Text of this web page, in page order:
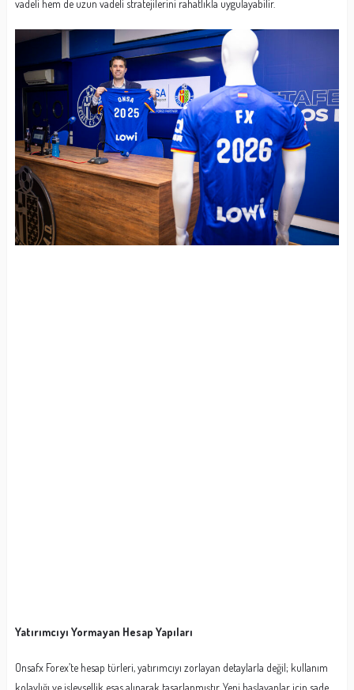
vadeli hem de uzun vadeli stratejilerini rahatlıkla uygulayabilir.
Yatırımcıyı Yormayan Hesap Yapıları
Onsafx Forex’te hesap türleri, yatırımcıyı zorlayan detaylarla değil; kullanım
kolaylığı ve işlevsellik esas alınarak tasarlanmıştır. Yeni başlayanlar için sade